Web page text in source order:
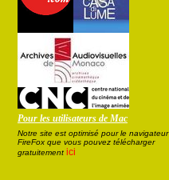
Pour les utilisateurs de Mac
Notre site est optimisé pour le navigateur
FireFox que vous pouvez télécharger
gratuitement ici